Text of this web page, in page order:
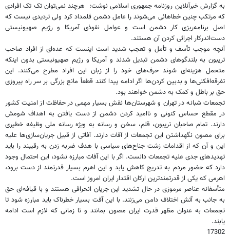
به گزارش خبرآنلاین روزنامه جمهوری اسلامی نوشت: هرچند نمی‌توان تک‌ تک افرادی
که مرتکب چنین خطاهائی می‌شوند را عامل دشمن قلمداد کرد ولی تردیدی نیست که
اصل برنامه‌ریزی کار دشمن است و عوامل نفوذی آمریکا و رژیم صهیونیستی
دست‌اندرکار اجرائی کردن آن هستند.
آنچه موجب تأسف و تأمل و تعجب شدید است اینست که عده‌ای از افراد صاحب
تریبون به بلندگوهای دشمن تبدیل شدند و آمریکا و رژیم صهیونیستی بدون اینکه
متحمل هزینه‌ای شوند حرف‌های خود را از زبان این افراد مطرح می‌کنند. این
تفرقه‌افکنی‌ها و بدبین کردن‌ها اگر ادامه پیدا کنند قطعاً مانع بزرگی بر سر راه پیروزی
حق بر باطل و کمک به دشمن خواهند بود.
تجمعات شبانه در تهران و شهرستان‌ها نقش بسیار مهمی در حفاظت از امنیت کشور
در مقطع حساس کنونی و ناامید کردن دشمن از دست یافتن به اهداف شومش
دارند. تمام صاحبان تریبون، قلم، سخن و رسانه به ویژه رسانه ملی وظیفه خطیری
برای مصون نگهداشتن این تجمعات از آفات دارند. آفاتی از قبیل جریان‌سازی‌ها علیه
این و آن که از اقدامات زشت جناح‌های سیاسی با هدف ضربه زدن به رقیبند را باید
تهدیدهای جدی علیه تجمعات دانست. اگر با این آفات مبارزه نشود، این احتمال وجود
دارد که حضور مردم به تدریج کاهش یابد و این اهرم بسیار قدرتمند از دست برود،
اهرمی که یکی از قدرتمندترین ارکان اقتدار ایران امروز است.
متأسفانه عناصر مرموزی در حال تشدید این جریان انحرافی هستند و با قیافه‌ای حق
به جانب به آتش اختلاف دامن می‌زنند. با این آفت بسیار خطرناک باید مبارزه شود تا
تجمعات به عنوان مظهر قدرت ایران مصون بمانند و تا زمانی که لازم است ادامه
یابند.
17302